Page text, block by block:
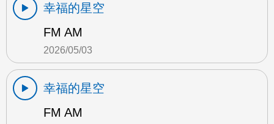
幸福的星空
FM AM
2026/05/03
幸福的星空
FM AM